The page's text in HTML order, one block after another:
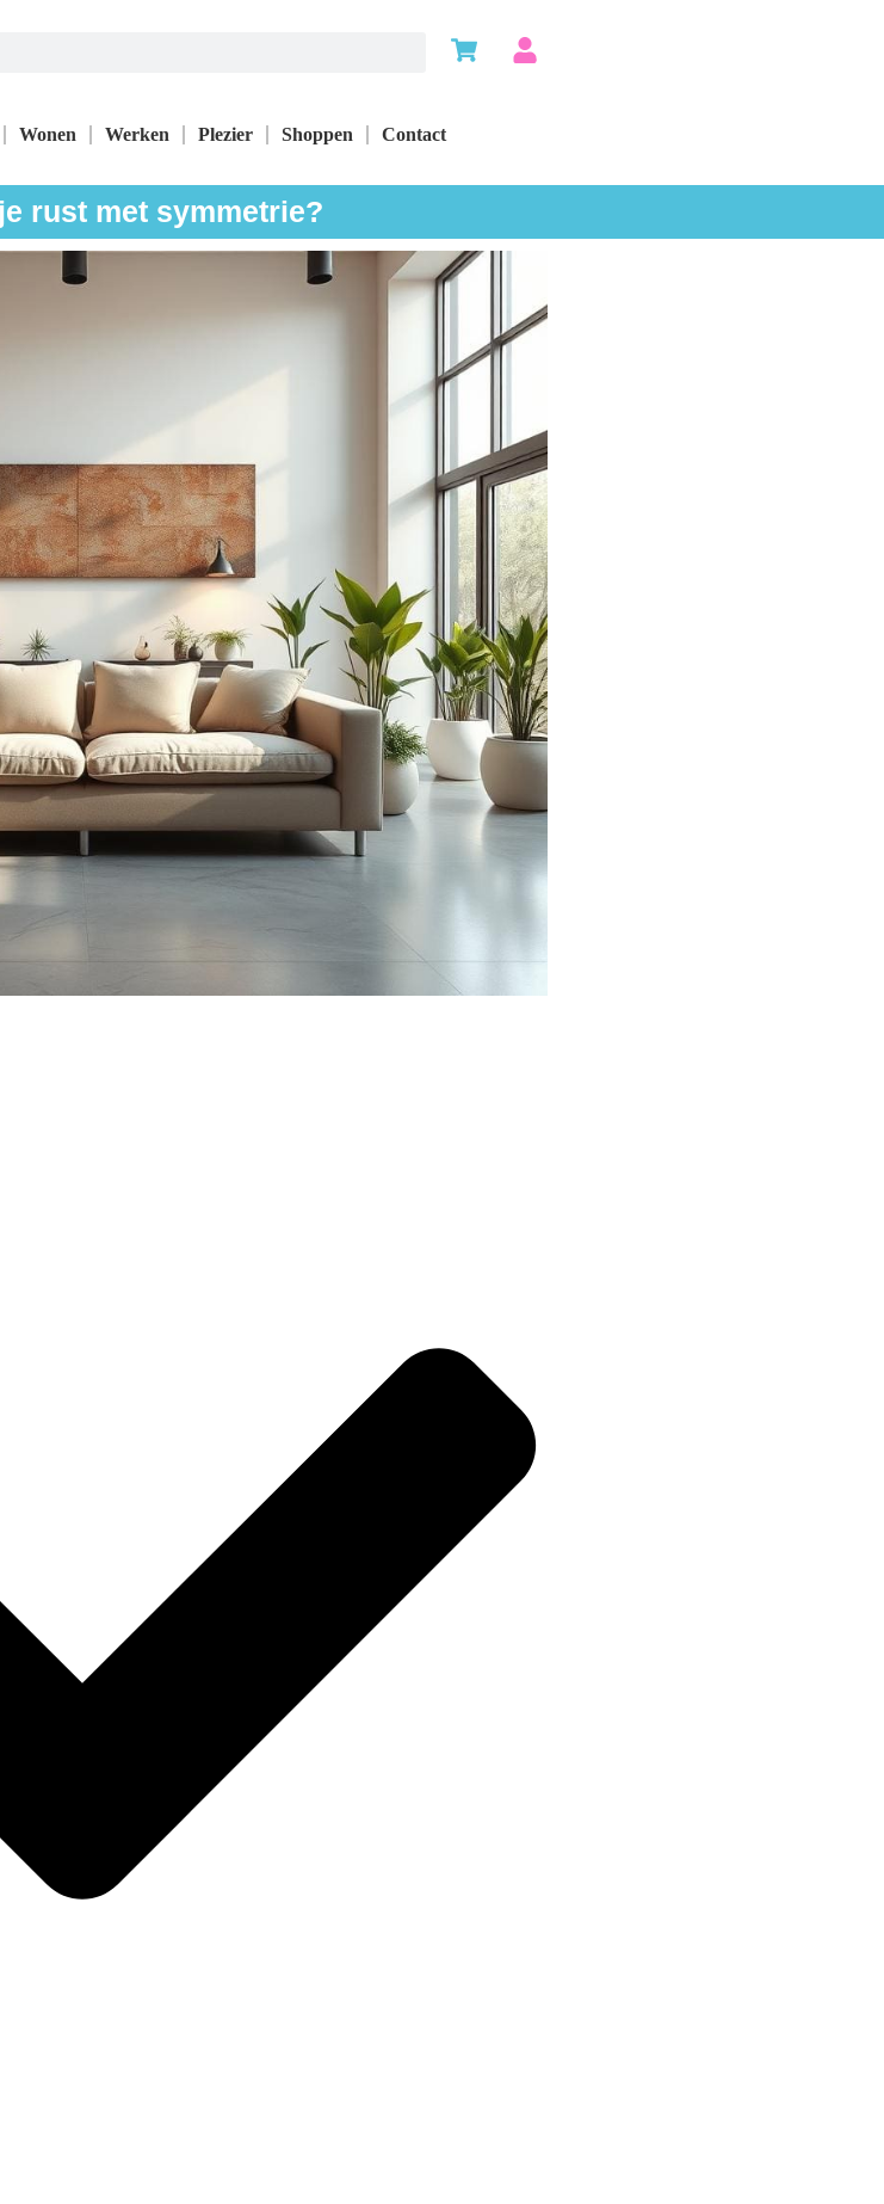
Wonen Werken Plezier Shoppen Contact
rust met symmetrie?